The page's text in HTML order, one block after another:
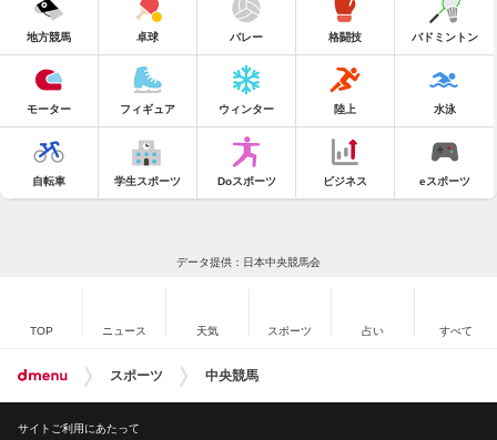
地方競馬 卓球 バレー 格闘技 バドミントン
モーター フィギュア ウィンター 陸上 水泳
自転車 学生スポーツ Doスポーツ ビジネス eスポーツ
データ提供：日本中央競馬会
TOP ニュース 天気 スポーツ 占い すべて
スポーツ 中央競馬
サイトご利用にあたって